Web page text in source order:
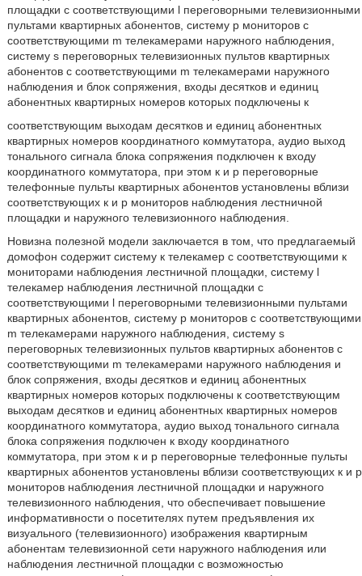
площадки с соответствующими l переговорными телевизионными
пультами квартирных абонентов, систему p мониторов с
соответствующими m телекамерами наружного наблюдения,
систему s переговорных телевизионных пультов квартирных
абонентов с соответствующими m телекамерами наружного
наблюдения и блок сопряжения, входы десятков и единиц
абонентных квартирных номеров которых подключены к
соответствующим выходам десятков и единиц абонентных
квартирных номеров координатного коммутатора, аудио выход
тонального сигнала блока сопряжения подключен к входу
координатного коммутатора, при этом к и p переговорные
телефонные пульты квартирных абонентов установлены вблизи
соответствующих к и p мониторов наблюдения лестничной
площадки и наружного телевизионного наблюдения.
Новизна полезной модели заключается в том, что предлагаемый
домофон содержит систему к телекамер с соответствующими к
мониторами наблюдения лестничной площадки, систему l
телекамер наблюдения лестничной площадки с
соответствующими l переговорными телевизионными пультами
квартирных абонентов, систему p мониторов с соответствующими
m телекамерами наружного наблюдения, систему s
переговорных телевизионных пультов квартирных абонентов с
соответствующими m телекамерами наружного наблюдения и
блок сопряжения, входы десятков и единиц абонентных
квартирных номеров которых подключены к соответствующим
выходам десятков и единиц абонентных квартирных номеров
координатного коммутатора, аудио выход тонального сигнала
блока сопряжения подключен к входу координатного
коммутатора, при этом к и p переговорные телефонные пульты
квартирных абонентов установлены вблизи соответствующих к и p
мониторов наблюдения лестничной площадки и наружного
телевизионного наблюдения, что обеспечивает повышение
информативности о посетителях путем предъявления их
визуального (телевизионного) изображения квартирным
абонентам телевизионной сети наружного наблюдения или
наблюдения лестничной площадки с возможностью